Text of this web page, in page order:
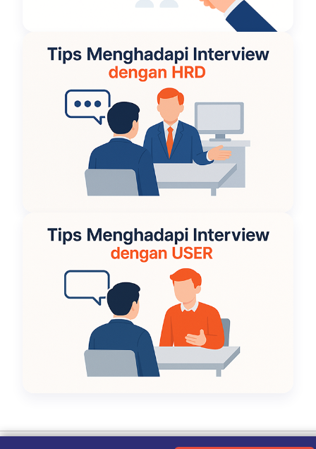
Kebijakan Privasi|Tentang Kami|